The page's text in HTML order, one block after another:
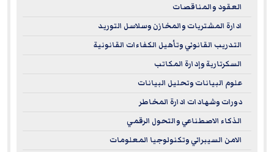
العقود والمناقصات
ادارة المشتريات والمخازن وسلاسل التوريد
التدريب القانوني وتأهيل الكفاءات القانونية
السكرتارية وإدارة المكاتب
علوم البيانات وتحليل البيانات
دورات وشهادات ادارة المخاطر
الذكاء الاصطناعي والتحول الرقمي
الامن السيبراني وتكنولوجيا المعلومات